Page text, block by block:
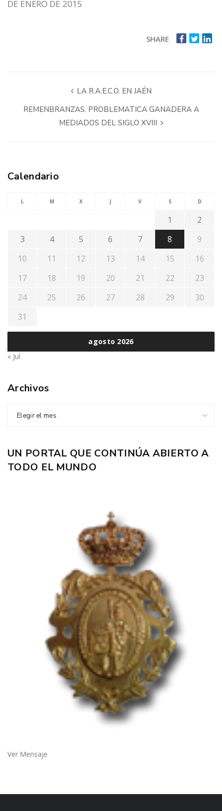
DE ENERO DE 2015
SHARE
LA R.A.E.C.O. EN JAÉN
REMENBRANZAS. PROBLEMATICA GANADERA A
MEDIADOS DEL SIGLO XVIII
Calendario
agosto 2026
L M X J V S D
1
2
3
4 5 6 7 8
9
10
11 12 13 14 15
16
17
18 19 20 21 22
23
24
25 26 27 28 29
30
31
« Jul
Archivos
Elegir el mes
UN PORTAL QUE CONTINÚA ABIERTO A
TODO EL MUNDO
Ver Mensaje